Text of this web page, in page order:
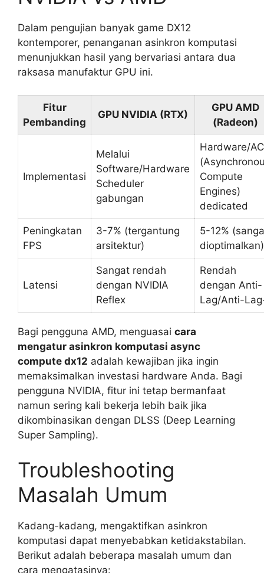
Dalam pengujian banyak game DX12
kontemporer, penanganan asinkron komputasi
menunjukkan hasil yang bervariasi antara dua
raksasa manufaktur GPU ini.
Fitur
Pembanding
GPU NVIDIA (RTX)
GPU AMD
(Radeon)
Implementasi
Melalui
Software/Hardware
Scheduler
gabungan
Hardware/
Compute
Engines)
dedicated
Peningkatan
FPS
3-7% (tergantung
arsitektur)
5-12%
dioptimalkan)
Latensi
Sangat rendah
dengan NVIDIA
Reflex
Rendah
dengan Anti-
Lag/Anti-
Bagi pengguna AMD, menguasai cara
mengatur asinkron komputasi async
compute dx12 adalah kewajiban jika ingin
memaksimalkan investasi hardware Anda. Bagi
pengguna NVIDIA, fitur ini tetap bermanfaat
namun sering kali bekerja lebih baik jika
dikombinasikan dengan DLSS (Deep Learning
Super Sampling).
Troubleshooting
Masalah Umum
Kadang-kadang, mengaktifkan asinkron
komputasi dapat menyebabkan ketidakstabilan.
Berikut adalah beberapa masalah umum dan
cara mengatasinya: